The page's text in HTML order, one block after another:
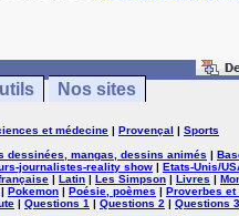
Nos sites
et médecine | Provençal | Sports
dessinées, mangas, dessins animés |
journalistes-reality show | Etats-Unis/
| Latin | Les Simpson | Livres |
| Pokemon | Poésie, poèmes | Proverbes
| Questions 1 | Questions 2 | Questions 3